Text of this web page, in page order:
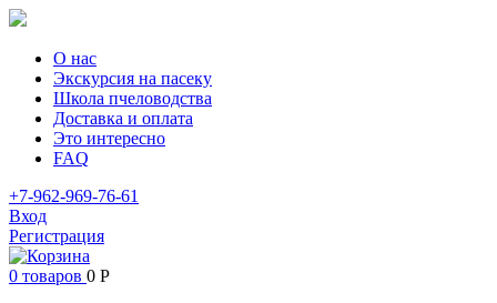
О нас
Экскурсия на пасеку
Школа пчеловодства
Доставка и оплата
Это интересно
FAQ
+7-962-969-76-61
Вход
Регистрация
0 товаров 0 Р